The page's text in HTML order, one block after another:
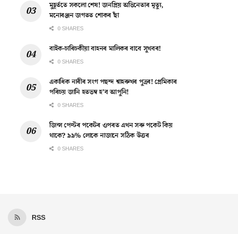
মুহূৰ্ততে সকলো শেষ! জনপ্ৰিয় অভিনেতাৰ মৃত্যু,
মনোৰঞ্জন জগতত শোকৰ ছাঁ
0 SHARES
বাইক-চাৰিচকীয়া বাহনৰ মালিকৰ বাবে সুখবৰ!
0 SHARES
একাধিক নাৰীৰ সংগ পছন্দ শ্বাহৰুখৰ পুত্ৰৰ! প্ৰেমিকাৰ
পৰিচয় জানি হতভম্ব হ’ব আপুনি!
0 SHARES
জিন্স পেণ্টৰ পকেটৰ ওপৰত এখন সৰু পকেট কিয়
থাকে? ৯৯% লোকে নাজানে সঠিক উত্তৰ
0 SHARES
RSS